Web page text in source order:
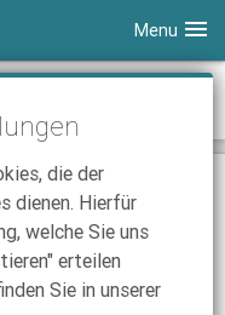
Menu
die der
dienen. Hierfür
welche Sie uns
erteilen
Sie in unserer